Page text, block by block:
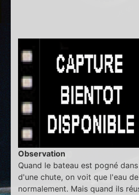
Observation
Quand le bateau est pogné
d'une chute, on voit que l'eau
normalement. Mais quand ils